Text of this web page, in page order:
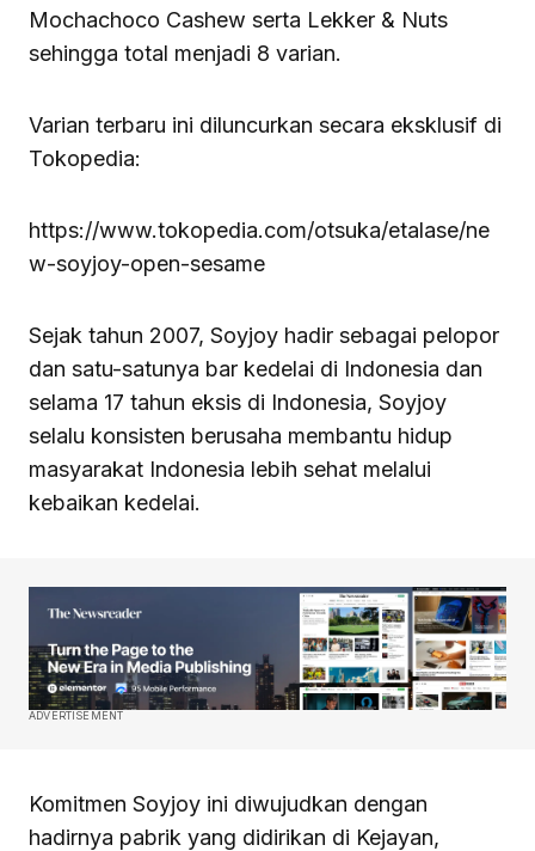
Mochachoco Cashew serta Lekker & Nuts
sehingga total menjadi 8 varian.
Varian terbaru ini diluncurkan secara eksklusif di
Tokopedia:
https://www.tokopedia.com/otsuka/etalase/ne
w-soyjoy-open-sesame
Sejak tahun 2007, Soyjoy hadir sebagai pelopor
dan satu-satunya bar kedelai di Indonesia dan
selama 17 tahun eksis di Indonesia, Soyjoy
selalu konsisten berusaha membantu hidup
masyarakat Indonesia lebih sehat melalui
kebaikan kedelai.
ADVERTISEMENT
Komitmen Soyjoy ini diwujudkan dengan
hadirnya pabrik yang didirikan di Kejayan,